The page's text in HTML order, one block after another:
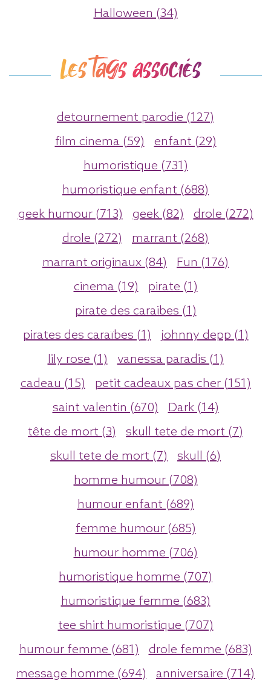
Halloween (34)
Les tags associés
detournement parodie (127)
film cinema (59)
enfant (29)
humoristique (731)
humoristique enfant (688)
geek humour (713)
geek (82)
drole (272)
drole (272)
marrant (268)
marrant originaux (84)
Fun (176)
cinema (19)
pirate (1)
pirate des caraibes (1)
pirates des caraïbes (1)
johnny depp (1)
lily rose (1)
vanessa paradis (1)
cadeau (15)
petit cadeaux pas cher (151)
saint valentin (670)
Dark (14)
tête de mort (3)
skull tete de mort (7)
skull tete de mort (7)
skull (6)
homme humour (708)
humour enfant (689)
femme humour (685)
humour homme (706)
humoristique homme (707)
humoristique femme (683)
tee shirt humoristique (707)
humour femme (681)
drole femme (683)
message homme (694)
anniversaire (714)